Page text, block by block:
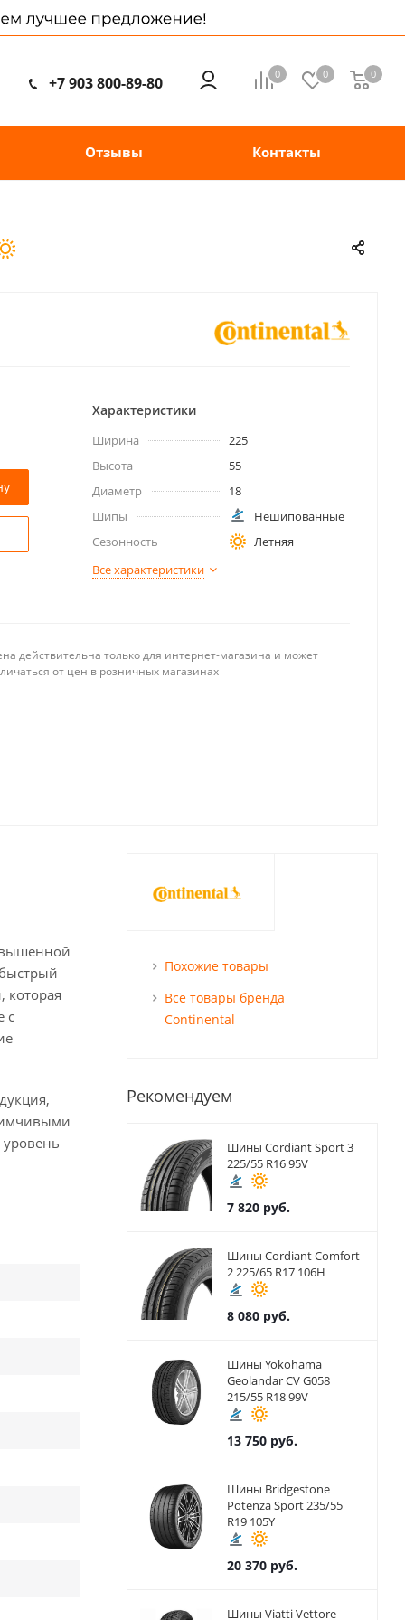
0 0 0
+7 903 800-89-80
Отзывы Контакты
Характеристики
Ширина
225
Высота
55
Диаметр
18
Шипы
Нешипованные
Сезонность
Летняя
Все характеристики
действительна только для интернет-магазина и может
от цен в розничных магазинах
которая
с
Похожие товары
Все товары бренда
Continental
Рекомендуем
Шины Cordiant Sport 3
225/55 R16 95V
7 820руб.
Шины Cordiant Comfort
2 225/65 R17 106H
8 080руб.
Шины Yokohama
Geolandar CV G058
215/55 R18 99V
13 750руб.
Шины Bridgestone
Potenza Sport 235/55
R19 105Y
20 370руб.
Шины Viatti Vettore